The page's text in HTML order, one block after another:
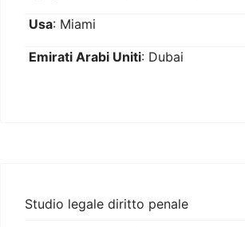
Usa: Miami
Emirati Arabi Uniti: Dubai
Studio legale diritto penale